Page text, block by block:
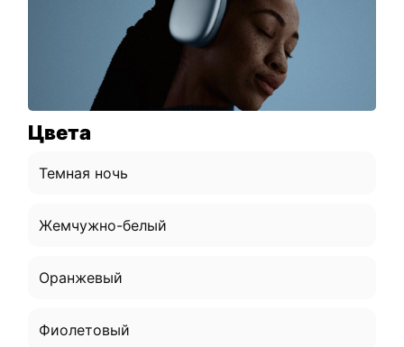
Цвета
Темная ночь
Жемчужно-белый
Оранжевый
Фиолетовый